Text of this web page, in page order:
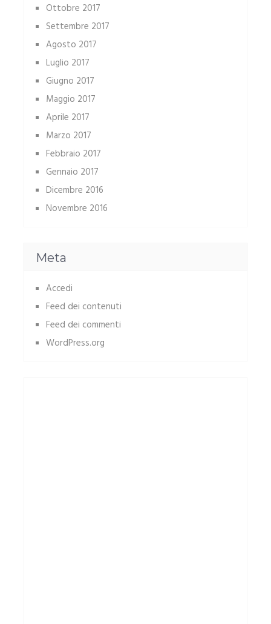
Ottobre 2017
Settembre 2017
Agosto 2017
Luglio 2017
Giugno 2017
Maggio 2017
Aprile 2017
Marzo 2017
Febbraio 2017
Gennaio 2017
Dicembre 2016
Novembre 2016
Meta
Accedi
Feed dei contenuti
Feed dei commenti
WordPress.org